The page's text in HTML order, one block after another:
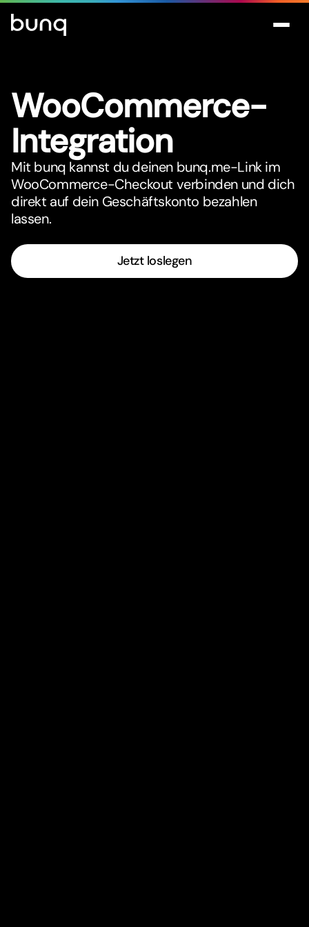
WooCommerce-
Integration
Mit bunq kannst du deinen bunq.me-Link im
WooCommerce-Checkout verbinden und dich
direkt auf dein Geschäftskonto bezahlen
lassen.
Jetzt loslegen